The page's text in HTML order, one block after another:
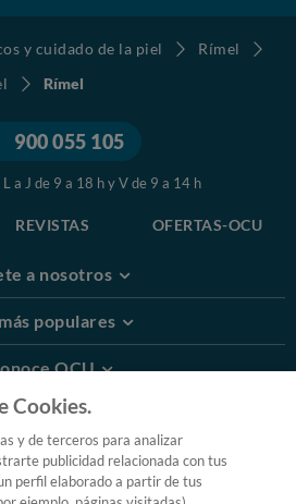
y cuidado de la piel
Rímel
Rímel
900 055 105
L a J de 9 a 18 h y V de 9 a 14 h
REVISTAS OFERTAS-OCU
a nosotros
populares
OCU
Información
© 2026 OCU
de contratación de OCU
Cookies.
y de terceros para analizar
publicidad relacionada con tus
perfil elaborado a partir de tus